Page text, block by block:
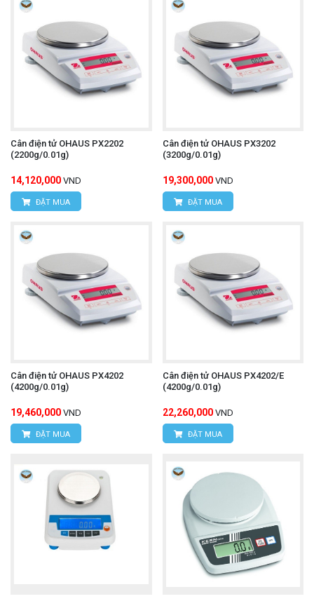
Cân điện tử OHAUS PX2202
(2200g/0.01g)
14,120,000 VND
ĐẶT MUA
Cân điện tử OHAUS PX3202
(3200g/0.01g)
19,300,000 VND
ĐẶT MUA
Cân điện tử OHAUS PX4202
(4200g/0.01g)
19,460,000 VND
ĐẶT MUA
Cân điện tử OHAUS PX4202/E
(4200g/0.01g)
22,260,000 VND
ĐẶT MUA